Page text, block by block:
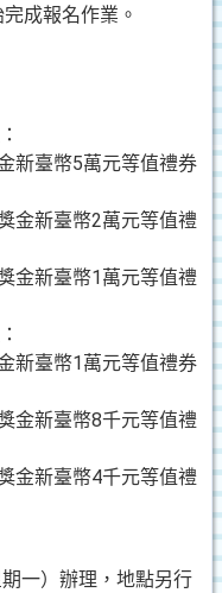
成報名作業。
新臺幣5萬元等值禮券
金新臺幣2萬元等值禮
金新臺幣1萬元等值禮
新臺幣1萬元等值禮券
金新臺幣8千元等值禮
金新臺幣4千元等值禮
一）辦理，地點另行